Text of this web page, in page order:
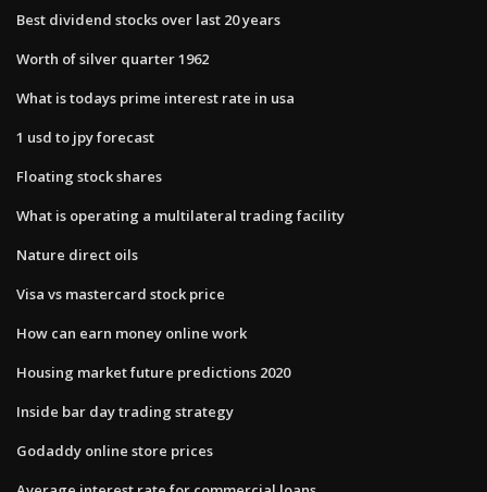
Best dividend stocks over last 20 years
Worth of silver quarter 1962
What is todays prime interest rate in usa
1 usd to jpy forecast
Floating stock shares
What is operating a multilateral trading facility
Nature direct oils
Visa vs mastercard stock price
How can earn money online work
Housing market future predictions 2020
Inside bar day trading strategy
Godaddy online store prices